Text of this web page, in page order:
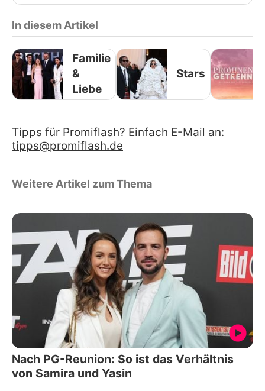
In diesem Artikel
Familie
&
Liebe
Stars
Tipps für Promiflash? Einfach E-Mail an:
tipps@promiflash.de
Weitere Artikel zum Thema
Nach PG-Reunion: So ist das Verhältnis
von Samira und Yasin